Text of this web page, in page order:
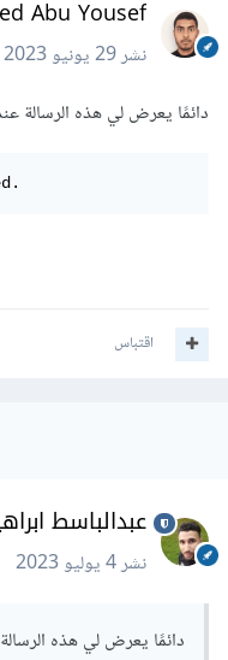
Abu Yousef
نشر29 يونيو 2023
دائمًا يعرض لي هذه الرسالة
اقتباس
عبدالباسط
نشر4 يوليو 2023
دائمًا يعرض لي هذه